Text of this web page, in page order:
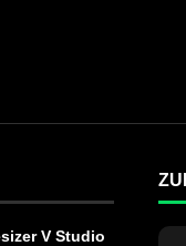
V Studio